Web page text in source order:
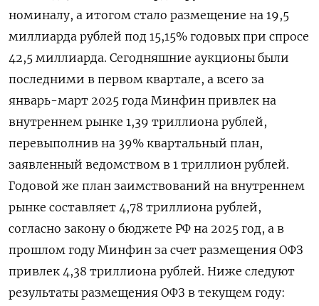
номиналу, а итогом стало размещение на 19,5
миллиарда рублей под 15,15% годовых при спросе
42,5 миллиарда. Сегодняшние аукционы были
последними в первом квартале, а всего за
январь-март 2025 года Минфин привлек на
внутреннем рынке 1,39 триллиона рублей,
перевыполнив на 39% квартальный план,
заявленный ведомством в 1 триллион рублей.
Годовой же план заимствований на внутреннем
рынке составляет 4,78 триллиона рублей,
согласно закону о бюджете РФ на 2025 год, а в
прошлом году Минфин за счет размещения ОФЗ
привлек 4,38 триллиона рублей. Ниже следуют
результаты размещения ОФЗ в текущем году: